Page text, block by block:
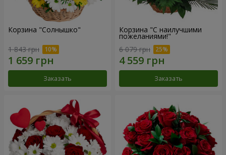
Корзина "Солнышко"
1 843 грн
Заказать
Корзина "С наилучшими
пожеланиями!"
6 079 грн
Заказать